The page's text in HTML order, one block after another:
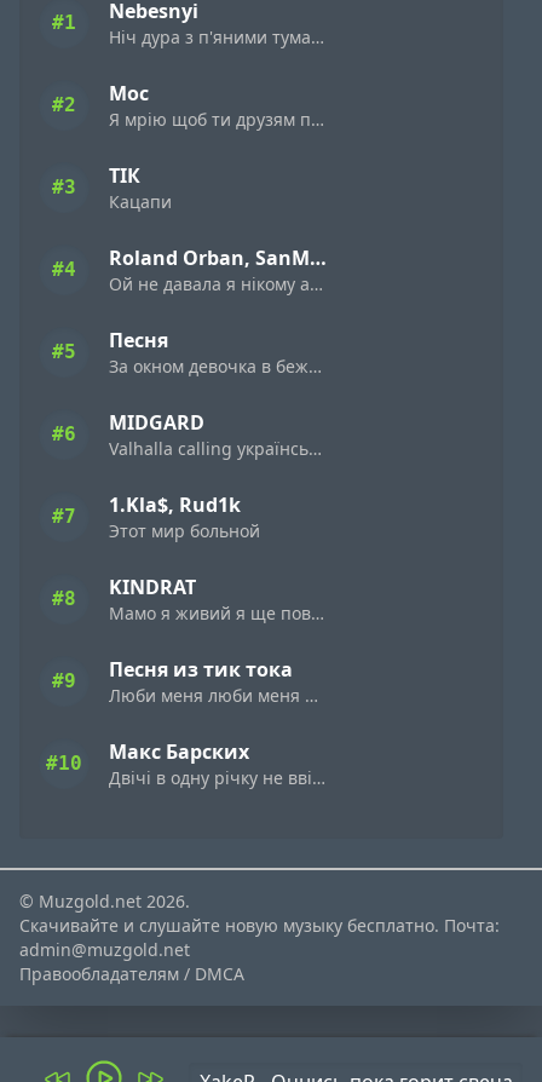
#1 Nebesnyi
Ніч дура з п'яними туманами
#2 Мос
Я мрію щоб ти друзям пісню цю поставила
#3 ТІК
Кацапи
#4 Roland Orban, SanMia
Ой не давала я нiкому а дала я нiмому
#5 Песня
За окном девочка в бежевом платьице
#6 MIDGARD
Valhalla calling українська версія
#7 1.Kla$, Rud1k
Этот мир больной
#8 KINDRAT
Мамо я живий я ще повернусь
#9 Песня из тик тока
Люби меня люби меня а speed up remix
#10 Макс Барских
Двічі в одну річку не ввійдеш
© Muzgold.net 2026.
Скачивайте и слушайте новую музыку бесплатно. Почта:
admin@muzgold.net
Правообладателям / DMCA